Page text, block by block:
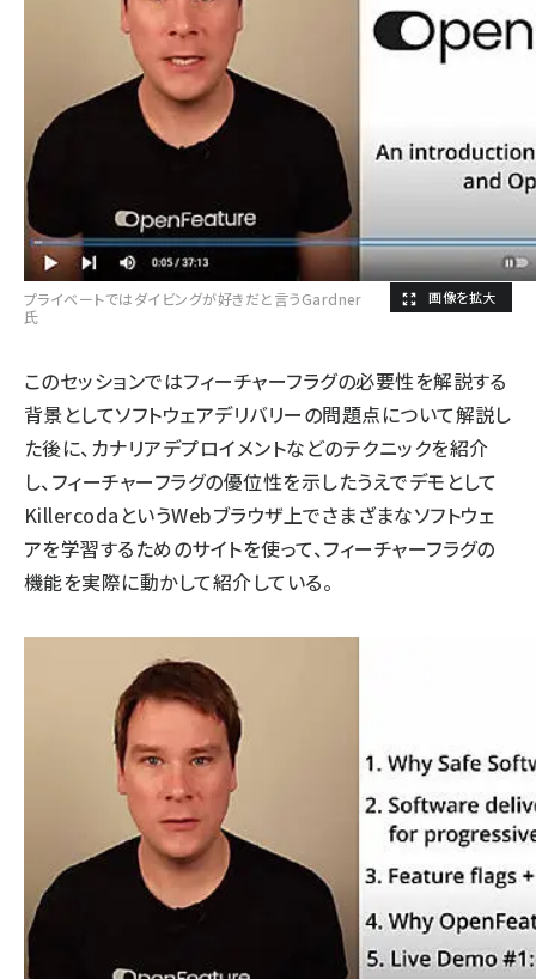
プライベートではダイビングが好きだと言うGardner
氏
このセッションではフィーチャーフラグの必要性を解説する
背景としてソフトウェアデリバリーの問題点について解説し
た後に、カナリアデプロイメントなどのテクニックを紹介
し、フィーチャーフラグの優位性を示したうえでデモとして
KillercodaというWebブラウザ上でさまざまなソフトウェ
アを学習するためのサイトを使って、フィーチャーフラグの
機能を実際に動かして紹介している。